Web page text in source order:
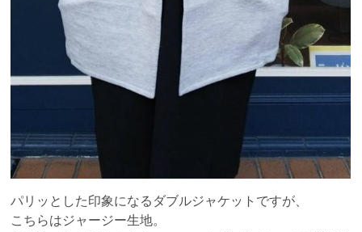
パリッとした印象になるダブルジャケットですが、
こちらはジャージー生地。